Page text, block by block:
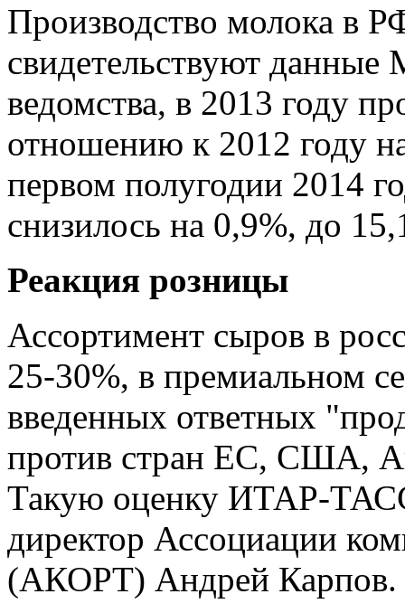
Производство молока в
свидетельствуют
ведомства, в 2013 году
отношению к 2012 году
первом полугодии 2014
снизилось на 0,9%, до
Реакция розницы
Ассортимент сыров в
25-30%, в премиальном
введенных ответных
против стран ЕС, США,
Такую оценку ИТАР-
директор Ассоциации
(АКОРТ) Андрей Карпов.